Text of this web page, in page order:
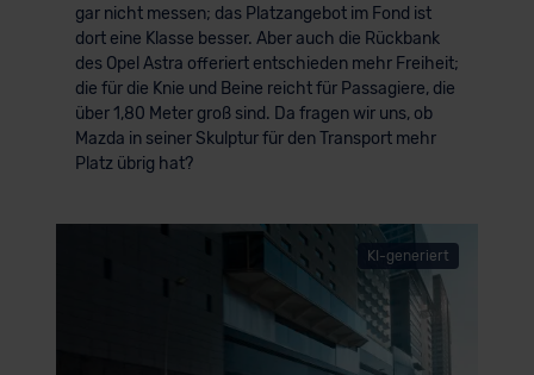
gar nicht messen; das Platzangebot im Fond ist
dort eine Klasse besser. Aber auch die Rückbank
des Opel Astra offeriert entschieden mehr Freiheit;
die für die Knie und Beine reicht für Passagiere, die
über 1,80 Meter groß sind. Da fragen wir uns, ob
Mazda in seiner Skulptur für den Transport mehr
Platz übrig hat?
KI-generiert